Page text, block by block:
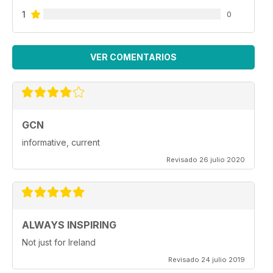
1 0
VER COMENTARIOS
GCN
informative, current
Revisado 26 julio 2020
ALWAYS INSPIRING
Not just for Ireland
Revisado 24 julio 2019